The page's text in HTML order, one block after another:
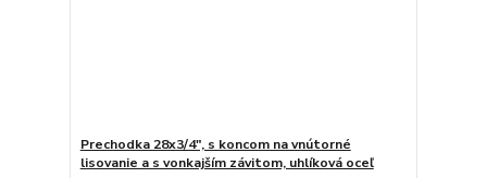
Prechodka 28x3/4", s koncom na vnútorné
lisovanie a s vonkajším závitom, uhlíková oceľ